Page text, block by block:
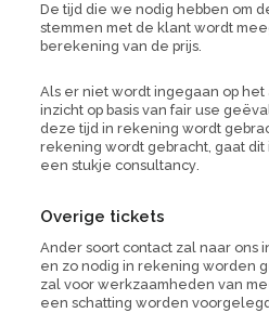
De tijd die we nodig hebben om
stemmen met de klant wordt
berekening van de prijs.
Als er niet wordt ingegaan op het
inzicht op basis van fair use
deze tijd in rekening wordt
rekening wordt gebracht, gaat
een stukje consultancy.
Overige tickets
Ander soort contact zal naar
en zo nodig in rekening worden
zal voor werkzaamheden van
een schatting worden